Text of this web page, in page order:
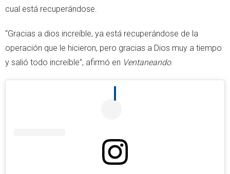
cual está recuperándose.
“Gracias a dios increíble, ya está recuperándose de la
operación que le hicieron, pero gracias a Dios muy a tiempo
y salió todo increíble”, afirmó en Ventaneando.